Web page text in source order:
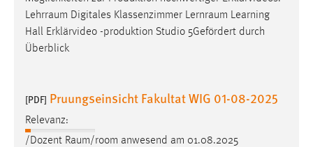
Lehrraum Digitales Klassenzimmer Lernraum Learning
Hall Erklärvideo -produktion Studio 5Gefördert durch
Überblick
[PDF] Pruungseinsicht Fakultat WIG 01-08-2025
Relevanz:
/Dozent Raum/room anwesend am 01.08.2025